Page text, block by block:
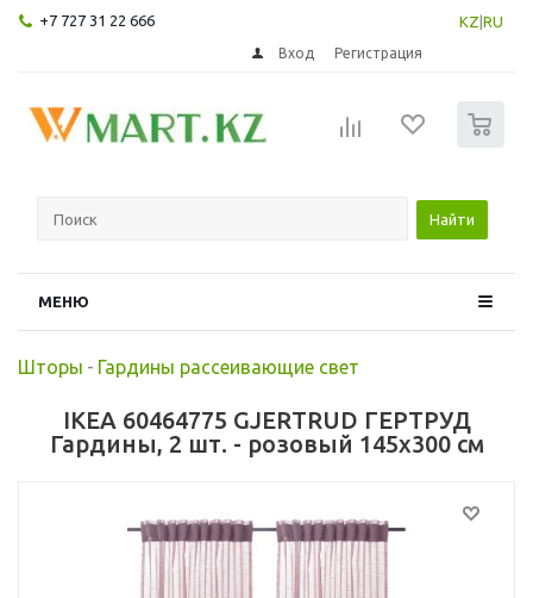
+7 727 31 22 666 KZ RU
Вход Регистрация
Найти
МЕНЮ
Шторы - Гардины рассеивающие свет
IKEA 60464775 GJERTRUD ГЕРТРУД
Гардины, 2 шт. - розовый 145x300 см